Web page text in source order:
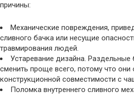
причины:
Механические повреждения,
сливного бачка или несущие
травмирования людей.
Устаревание дизайна. Раздельные
сменить проще всего, потому что
конструкционной совместимости с
Поломка внутреннего сливного